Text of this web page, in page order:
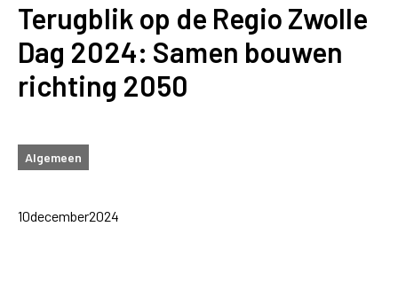
Terugblik op de Regio Zwolle
Dag 2024: Samen bouwen
richting 2050
Algemeen
10december2024